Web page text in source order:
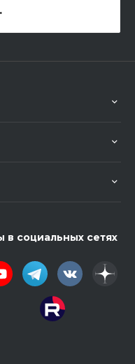
в социальных сетях